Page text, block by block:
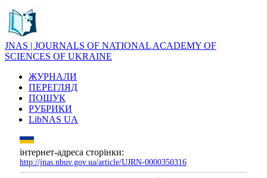
JNAS | JOURNALS OF NATIONAL ACADEMY OF
SCIENCES OF UKRAINE
ЖУРНАЛИ
ПЕРЕГЛЯД
ПОШУК
РУБРИКИ
LibNAS UA
інтернет-адреса сторінки:
http://jnas.nbuv.gov.ua/article/UJRN-0000350316